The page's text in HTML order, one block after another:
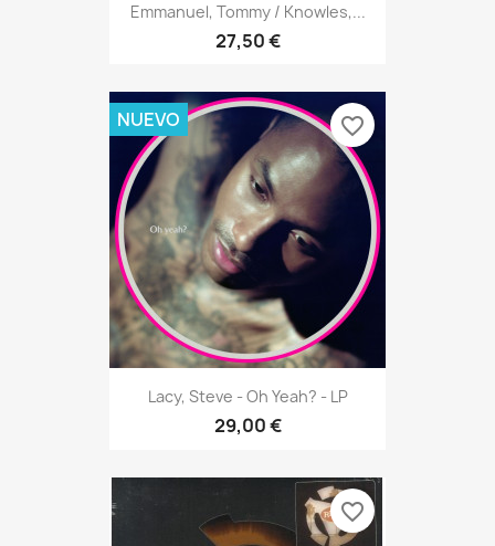
Emmanuel, Tommy / Knowles,...
27,50 €
Lacy, Steve - Oh Yeah? - LP
29,00 €
NUEVO favorite_border
favorite_border